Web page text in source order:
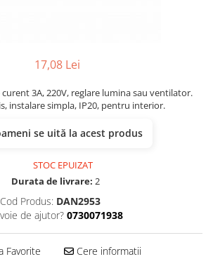
adaptor
17,08 Lei
3A, 220V, reglare lumina sau ventilator.
instalare simpla, IP20, pentru interior.
se uită la acest produs
STOC EPUIZAT
Durata de livrare: 2
Cod Produs: DAN2953
de ajutor? 0730071938
Favorite Cere informatii